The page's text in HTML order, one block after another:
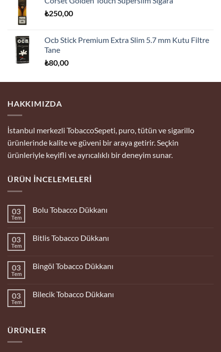
₺250,00
Ocb Stick Premium Extra Slim 5.7 mm Kutu Filtre
Tane
₺80,00
HAKKIMIZDA
İstanbul merkezli TobaccoSepeti, puro, tütün ve sigarillo
ürünlerinde kalite ve güveni bir araya getirir. Seçkin
ürünleriyle keyifli ve ayrıcalıklı bir deneyim sunar.
ÜRÜN İNCELEMELERI
03
Tem
Bolu Tobacco Dükkanı
Tobacco
03
Tem
Bitlis Tobacco Dükkanı
Tobacco
03
Tem
Bingöl Tobacco Dükkanı
Tobacco
03
Tem
Bilecik Tobacco Dükkanı
Dükkanı
ÜRÜNLER